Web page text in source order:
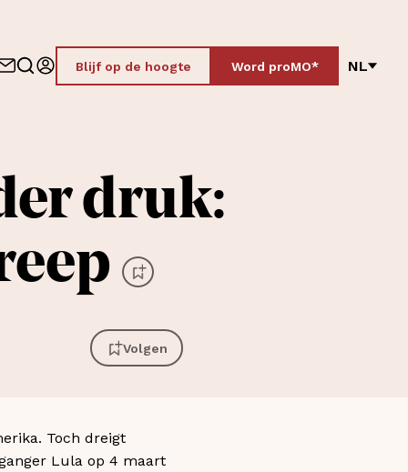
Blijf op de hoogte Word proMO* NL
druk:
Volgen
Toch dreigt
Lula op 4 maart